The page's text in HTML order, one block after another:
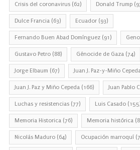
Crisis del coronavirus (62) Donald Trump
Dulce Francia (63) Ecuador (93)
Fernando Buen Abad Domínguez (91)
Gustavo Petro (88) Génocide de Gaza (74)
Jorge Elbaum (67) Juan J. Paz-y-Miño
Juan J. Paz y Miño Cepeda (166) Juan Pablo
Luchas y resistencias (77) Luis Casado
Memoria Historica (76) Memoria histórica
Nicolás Maduro (64) Ocupación marroquí